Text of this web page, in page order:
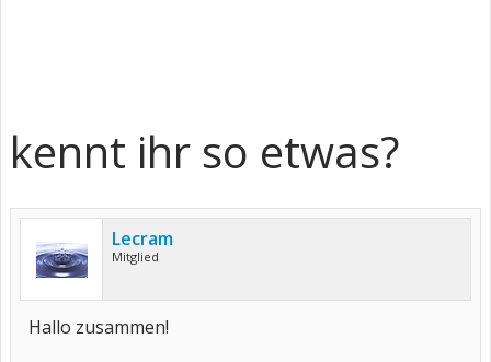
kennt ihr so etwas?
Lecram
Mitglied
Hallo zusammen!